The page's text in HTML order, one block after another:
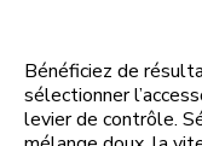
Bénéficiez de
sélectionner
levier de contrôle.